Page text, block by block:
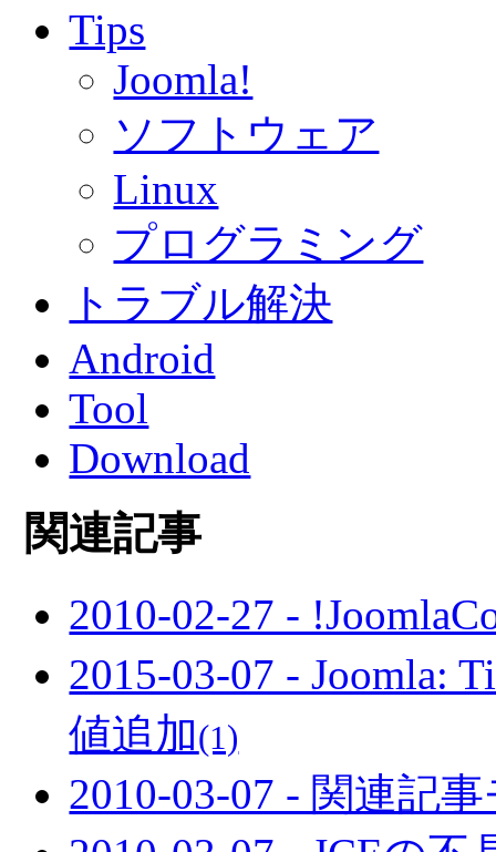
Tips
Joomla!
ソフトウェア
Linux
プログラミング
トラブル解決
Android
Tool
Download
関連記事
2010-02-27 -
2015-03-07 - Joomla:
値追加(1)
2010-03-07 - 関連記